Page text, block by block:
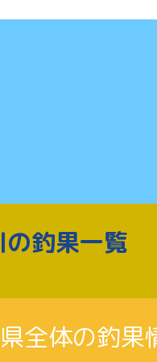
釣果一覧
全体の釣果